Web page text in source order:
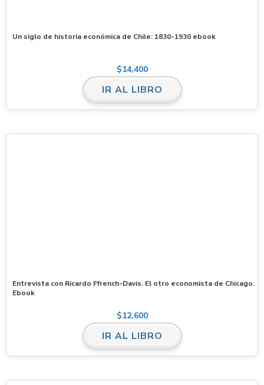
Un siglo de historia económica de Chile: 1830-1930 ebook
$14,400
IR AL LIBRO
Entrevista con Ricardo Ffrench-Davis. El otro economista de Chicago.
Ebook
$12,600
IR AL LIBRO